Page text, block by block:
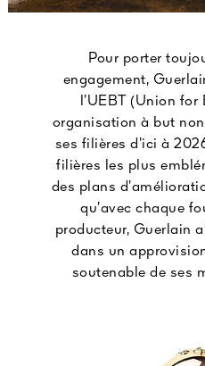
Pour porter
engagement,
l’UEBT (Union
organisation à but
ses filières d’ici à
filières les plus
des plans
qu’avec chaque
producteur, Guerlain
dans un
soutenable de ses